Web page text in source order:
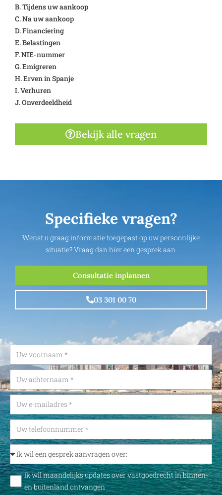
B. Tijdens uw aankoop
C. Na uw aankoop
D. Financiering
E. Belastingen
F. NIE-nummer
G. Emigreren
H. Erven in Spanje
I. Verhuren
J. Onverdeeldheid
Bekijk alle vragen
Specifieke vragen?
Wenst u graag informatie toegepast op uw persoonlijke
situatie? Vraag dan hier een gesprek aan.
Consultatie inplannen
03 301 00 70
Ik wil maandelijks updates over vastgoedrecht in binnen-
en buitenland ontvangen